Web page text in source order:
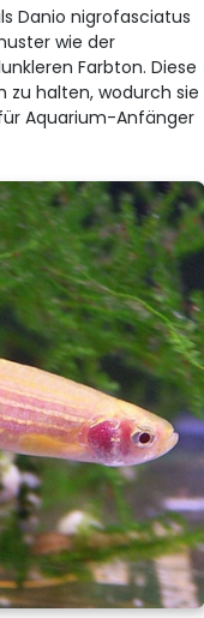
Danio nigrofasciatus
wie der
Farbton. Diese
zu halten, wodurch sie
Aquarium-Anfänger